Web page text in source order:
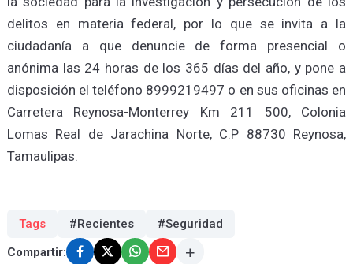
delitos en materia federal, por lo que se invita a la
ciudadanía a que denuncie de forma presencial o
anónima las 24 horas de los 365 días del año, y pone a
disposición el teléfono 8999219497 o en sus oficinas en
Carretera Reynosa-Monterrey Km 211 500, Colonia
Lomas Real de Jarachina Norte, C.P 88730 Reynosa,
Tamaulipas.
Tags #Recientes #Seguridad
Compartir: